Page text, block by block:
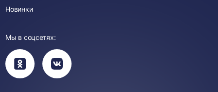
Новинки
Мы в соцсетях:
Вы
перейдете
в
группу
Вы
перейдете
в
группу